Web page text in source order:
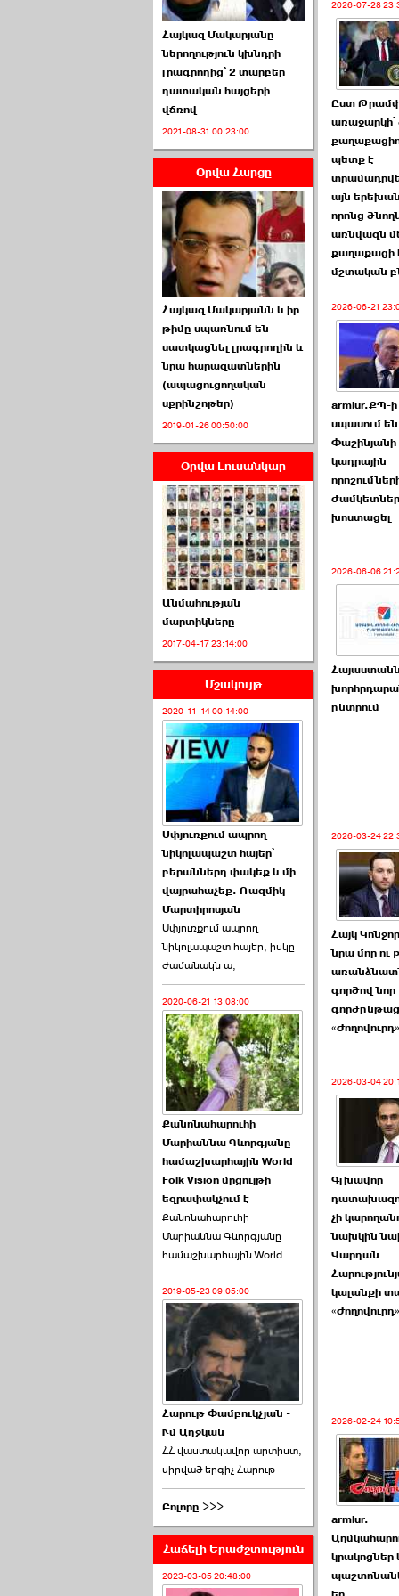
ՏԵՍԱՆՅՈՒԹ․ Ի՞նչ
իրավիճակ է այս ›››
2026-07-04 10:40:00
Սահմանադրական
դատարանը մերժեց ›››
2026-07-02 00:39:00
ՈՒՂԻՂ․ ԱԺ-ն
Կառավարության ›››
2026-07-01 00:52:00
ՍԴ-ն հուլիսի 1-ին
կհեռանա ›››
2026-07-01 00:08:00
Աննա Վարդապետյանն
ուղերձ է հղել ›››
2026-06-25 23:21:00
Պաշտոնակռիվը սկսված
է. «Հրապարակ» ›››
2026-06-25 17:13:00
ԱԺ նախագահի
թեկնածու է ընտրվել
Ռուբեն Ռուբինյանը ›››
2026-06-23 21:28:00
«Ժողովուրդ»-ը
հերթական ›››
2026-06-21 23:00:00
armlur.ՔՊ-ի ներսում
սպասում են ›››
Հայկազ Մակարյանը
ներողություն կխնդրի
լրագրողից՝ 2 տարբեր
դատական հայցերի
վճռով
2021-08-31 00:23:00
Օրվա Հարցը
Հայկազ Մակարյանն և իր
թիմը սպառնում են
սատկացնել լրագրողին և
նրա հարազատներին
(ապացուցողական
սքրինշոթեր)
2019-01-26 00:50:00
Օրվա Լուսանկար
Անմահության
մարտիկները
2017-04-17 23:14:00
Մշակույթ
2020-11-14 00:14:00
Սփյուռքում ապրող
նիկոլապաշտ հայեր՝
բերաններդ փակեք և մի
վայրահաչեք. Ռազմիկ
Մարտիրոսյան
Սփյուռքում ապրող
նիկոլապաշտ հայեր, իսկը
ժամանակն ա,
2020-06-21 13:08:00
Քանոնահարուհի
Մարիաննա Գևորգյանը
համաշխարհային World
Folk Vision մրցույթի
եզրափակչում է
Քանոնահարուհի
Մարիաննա Գևորգյանը
համաշխարհային World
2019-05-23 09:05:00
Հարութ Փամբուկչյան -
Ւմ Աղջկան
ՀՀ վաստակավոր արտիստ,
սիրված երգիչ Հարութ
Բոլորը >>>
Հաճելի Երաժշտություն
2023-03-05 20:48:00
2026-07-28
Ըստ
առաջարկի՝
պետք է
այն
որոնց
առնվազն
քաղաքացի
մշտական
2026-06-21
armlur.ՔՊ-ի
սպասում են
Փաշինյանի
կադրային
խոստացել
2026-06-06
Հայաստանն
ընտրում
2026-03-24
Հայկ
նրա մոր ու
գործով նոր
գործընթաց
«Ժողովուրդ»
2026-03-04
Գլխավոր
չի
նախկին
Վարդան
կալանքի
«Ժողովուրդ»
2026-02-24
armlur.
կրակոցներ